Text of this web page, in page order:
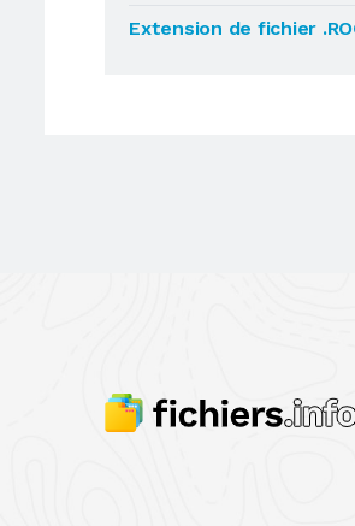
Extension de fichier